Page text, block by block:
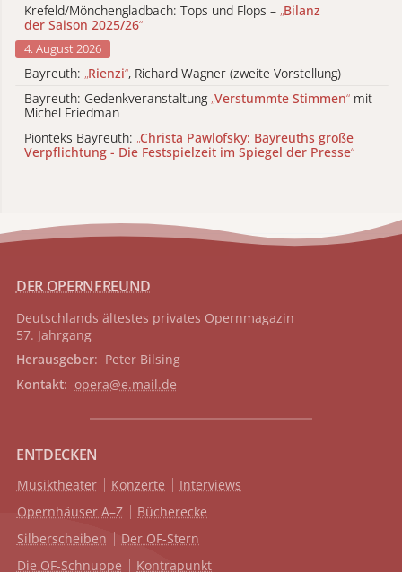
Krefeld/Mönchengladbach: Tops und Flops – „Bilanz
der Saison 2025/26“
4. August 2026
Bayreuth: „Rienzi“, Richard Wagner (zweite Vorstellung)
Bayreuth: Gedenkveranstaltung „Verstummte Stimmen“ mit
Michel Friedman
Pionteks Bayreuth: „Christa Pawlofsky: Bayreuths große
Verpflichtung - Die Festspielzeit im Spiegel der Presse“
DER OPERNFREUND
Deutschlands ältestes privates Opernmagazin
57. Jahrgang
Herausgeber: Peter Bilsing
Kontakt: opera@e.mail.de
ENTDECKEN
Musiktheater Konzerte
Interviews
Opernhäuser A–Z
Bücherecke
Silberscheiben
Der OF-Stern
Die OF-Schnuppe
Kontrapunkt